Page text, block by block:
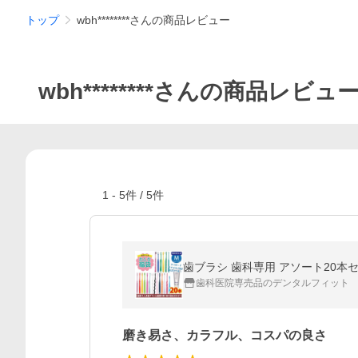
トップ wbh********さんの商品レビュー
wbh********さんの商品レビュ
1 - 5件 / 5件
歯科医院専売品のデンタルフィット
磨き易さ、カラフル、コスパの良さ